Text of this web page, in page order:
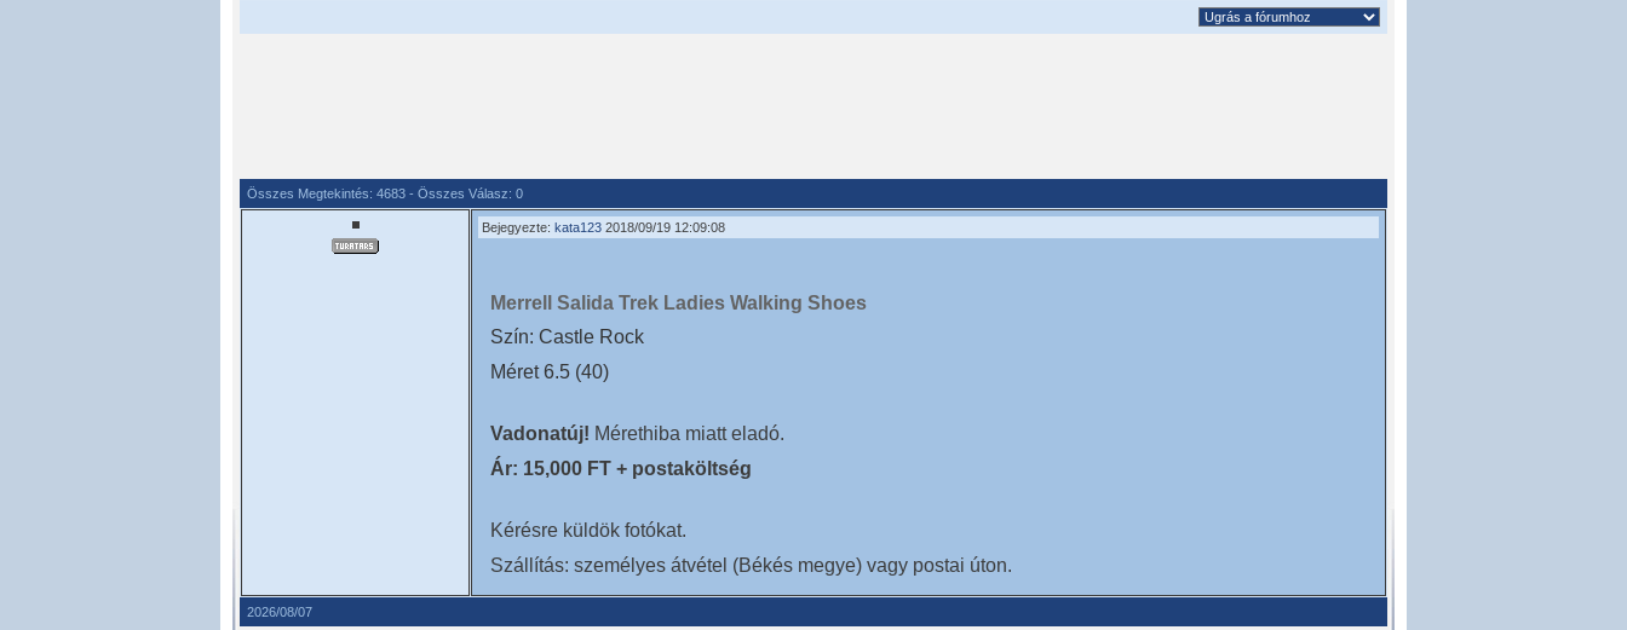
Összes Megtekintés: 4683 - Összes Válasz: 0
Bejegyezte: kata123 2018/09/19 12:09:08
Merrell Salida Trek Ladies Walking Shoes
Szín: Castle Rock
Méret 6.5 (40)
Vadonatúj! Mérethiba miatt eladó.
Ár: 15,000 FT + postaköltség
Kérésre küldök fotókat.
Szállítás: személyes átvétel (Békés megye) vagy postai úton.
2026/08/07